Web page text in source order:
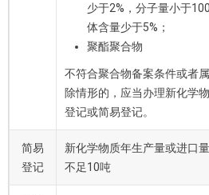
少于2%，分子量小于
体含量少于5%；
聚酯聚合物
不符合聚合物备案条件或者
除情形的，应当办理新化学
登记或简易登记。
简易
登记
新化学物质年生产量或进口
不足10吨